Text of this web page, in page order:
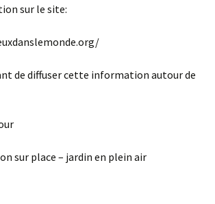
sur le site:
de diffuser cette information autour de
sur place – jardin en plein air